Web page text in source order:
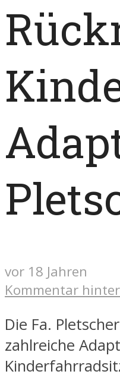
vor 18 Jahren
Kommentar
Die Fa.
zahlreiche